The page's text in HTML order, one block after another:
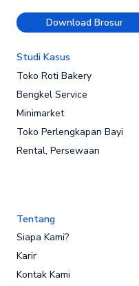
Download Brosur
Studi Kasus
Toko Roti Bakery
Bengkel Service
Minimarket
Toko Perlengkapan Bayi
Rental, Persewaan
Tentang
Siapa Kami?
Karir
Kontak Kami